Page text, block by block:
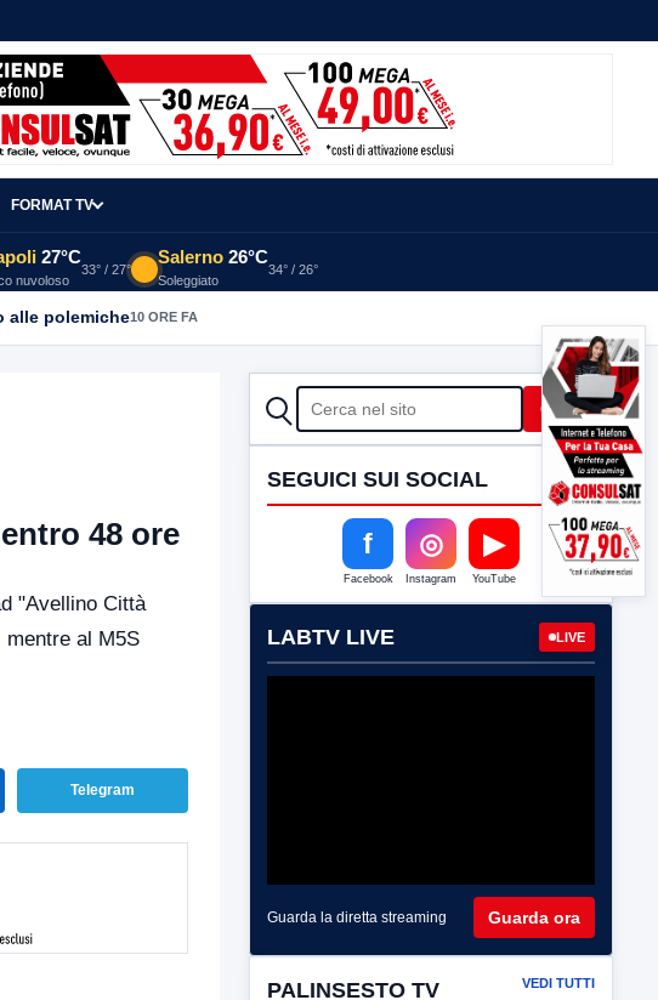
FORMAT TV
27°C
nuvoloso
33° / 27°
Salerno 26°C
Soleggiato
34° / 26°
alle polemiche10 ORE FA
48 ore
"Avellino Città
al M5S
Telegram
CERCA Cerca
SEGUICI SUI SOCIAL
f
Facebook
◎
Instagram
▶
YouTube
LABTV LIVE LIVE
Guarda la diretta streaming Guarda ora
PALINSESTO TV VEDI TUTTI